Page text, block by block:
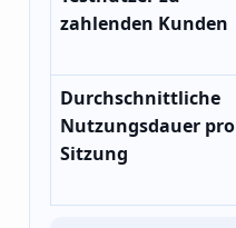
zahlenden Kunden
Durchschnittliche
Nutzungsdauer pro
Sitzung